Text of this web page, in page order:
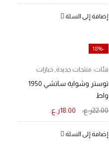
إضافة إلى السلة
-18%
فئات: منتجات جديدة, خبازات
توستر وشواية ساتشي 1950
واط
22.00ر.ع. 18.00ر.ع.
إضافة إلى السلة